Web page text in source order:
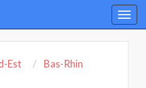
Est
Bas-Rhin